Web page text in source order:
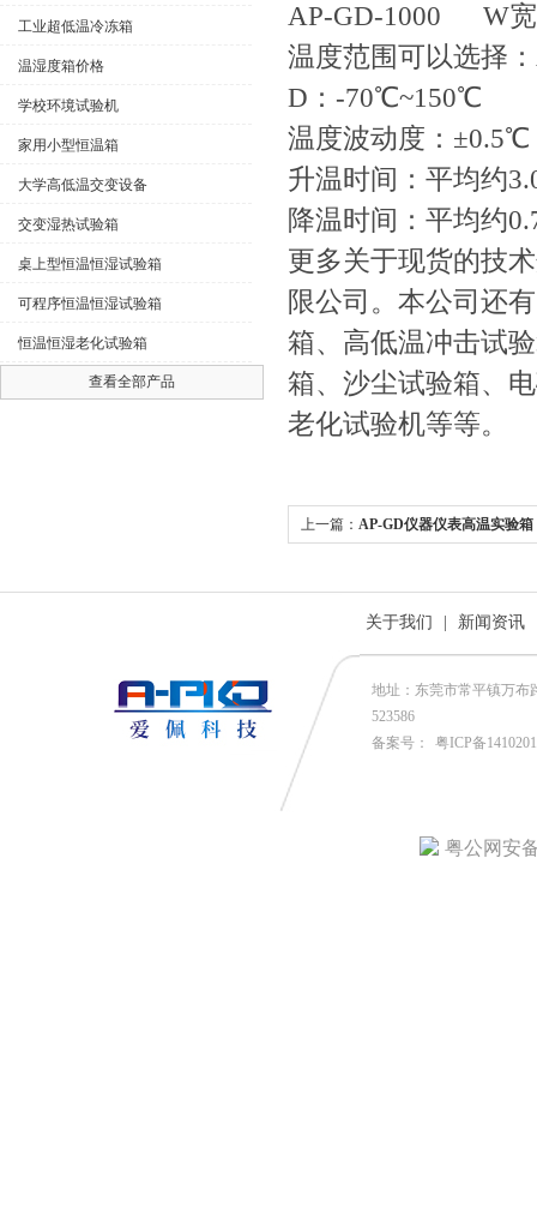
工业超低温冷冻箱
温湿度箱价格
学校环境试验机
家用小型恒温箱
大学高低温交变设备
交变湿热试验箱
桌上型恒温恒湿试验箱
可程序恒温恒湿试验箱
恒温恒湿老化试验箱
查看全部产品
AP-GD-1000 W宽
温度范围可以选择
D：-70℃~150℃
温度波动度：
升温时间：平均约
降温时间：平均约
更多关于现货的技
限公司。本公司还
箱、高低温冲击试
箱、沙尘试验箱、
老化试验机等等。
上一篇： AP-GD仪器仪表高温实验箱
关于我们 新闻资讯
地址：东莞市常平镇万布
523586
备案号：
粤ICP备
粤公网安